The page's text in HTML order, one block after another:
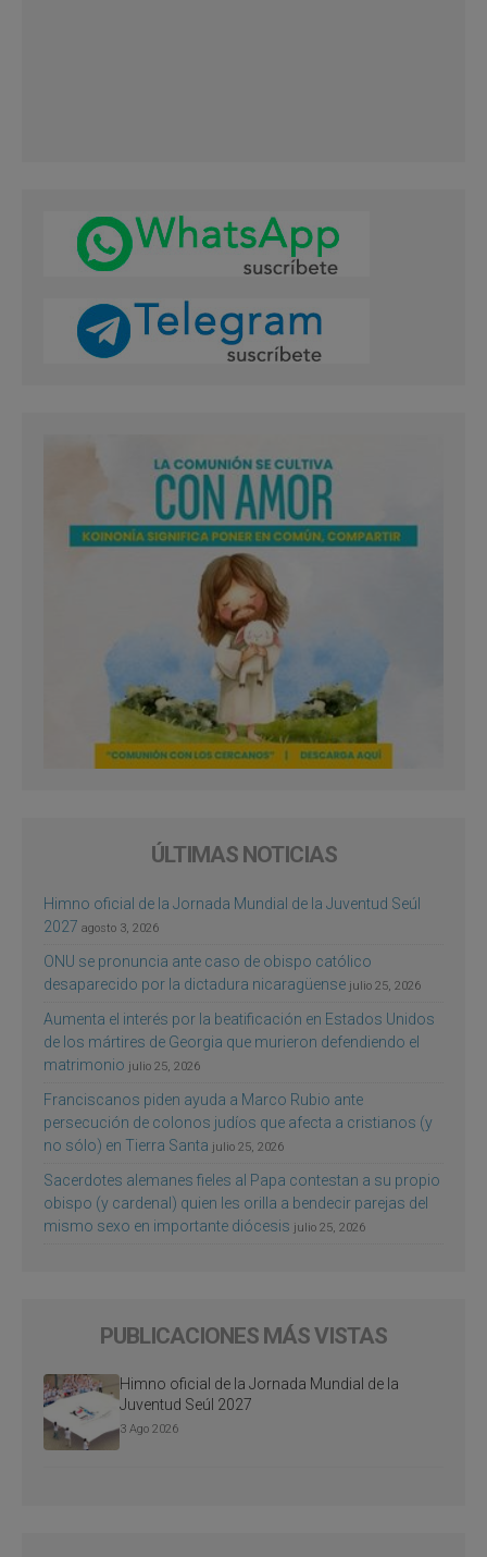
ÚLTIMAS NOTICIAS
Himno oficial de la Jornada Mundial de la Juventud Seúl
2027 agosto 3, 2026
ONU se pronuncia ante caso de obispo católico
desaparecido por la dictadura nicaragüense julio 25, 2026
Aumenta el interés por la beatificación en Estados Unidos
de los mártires de Georgia que murieron defendiendo el
matrimonio julio 25, 2026
Franciscanos piden ayuda a Marco Rubio ante
persecución de colonos judíos que afecta a cristianos (y
no sólo) en Tierra Santa julio 25, 2026
Sacerdotes alemanes fieles al Papa contestan a su propio
obispo (y cardenal) quien les orilla a bendecir parejas del
mismo sexo en importante diócesis julio 25, 2026
PUBLICACIONES MÁS VISTAS
Himno oficial de la Jornada Mundial de la
Juventud Seúl 2027
3 Ago 2026